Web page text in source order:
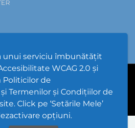
unui serviciu îmbunătățit
WCAG 2.0 și
Politicilor de
Termenilor și Condițiilor de
Click pe ‘Setările Mele’
opțiuni.